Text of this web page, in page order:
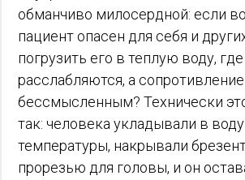
обманчиво милосердной: если
пациент опасен для себя и
погрузить его в теплую воду,
расслабляются, а
бессмысленным? Технически
так: человека укладывали в
температуры, накрывали
прорезью для головы, и он